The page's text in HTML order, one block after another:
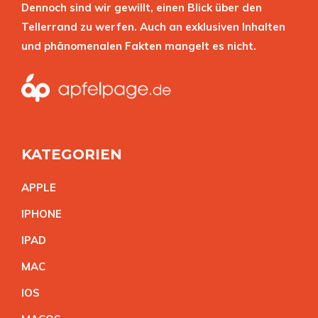
Dennoch sind wir gewillt, einen Blick über den
Tellerrand zu werfen. Auch an exklusiven Inhalten
und phänomenalen Fakten mangelt es nicht.
KATEGORIEN
APPLE
IPHONE
IPAD
MAC
IOS